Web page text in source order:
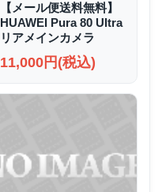
【メール便送料無料】
HUAWEI Pura 80 Ultra
リアメインカメラ
11,000円(税込)